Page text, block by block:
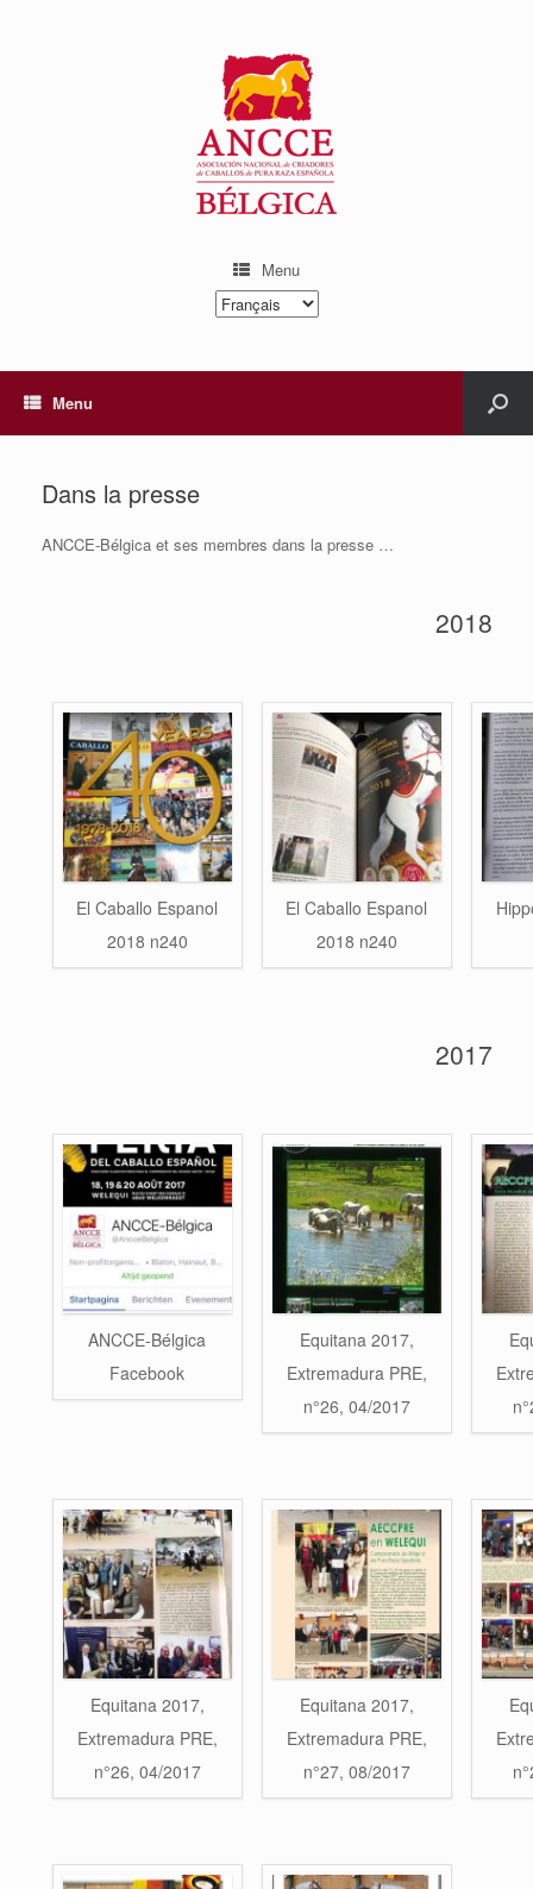
Menu
Choisir
une
Menu
Dans la presse
ANCCE-Bélgica et ses membres dans la presse …
2018
El Caballo Espanol
2018 n240
El Caballo Espanol
2018 n240
2017
ANCCE-Bélgica
Facebook
Equitana 2017,
Extremadura PRE,
n°26, 04/2017
Equitana 2017,
Extremadura PRE,
n°26, 04/2017
Equitana 2017,
Extremadura PRE,
n°27, 08/2017